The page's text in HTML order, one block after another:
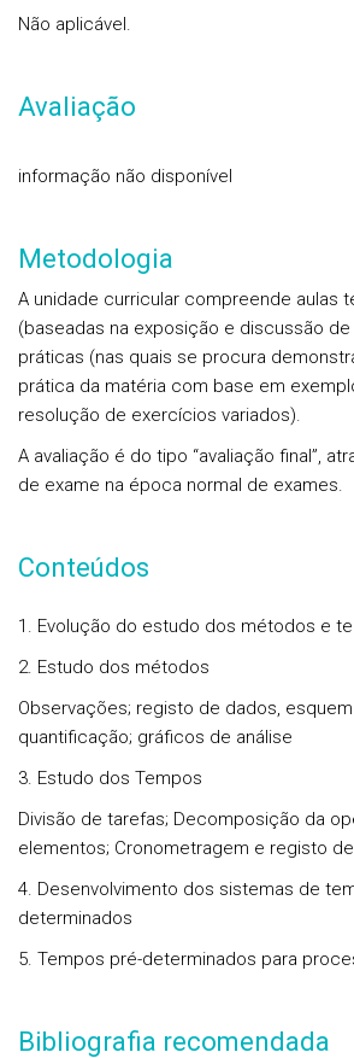
Não aplicável.
Avaliação
informação não disponível
Metodologia
A unidade curricular compreende aulas
(baseadas na exposição e discussão
práticas (nas quais se procura
prática da matéria com base em
resolução de exercícios variados).
A avaliação é do tipo “avaliação final”,
de exame na época normal de exames.
Conteúdos
1. Evolução do estudo dos métodos e
2. Estudo dos métodos
Observações; registo de dados,
quantificação; gráficos de análise
3. Estudo dos Tempos
Divisão de tarefas; Decomposição da
elementos; Cronometragem e registo
4. Desenvolvimento dos sistemas de
determinados
5. Tempos pré-determinados para
Bibliografia recomendada